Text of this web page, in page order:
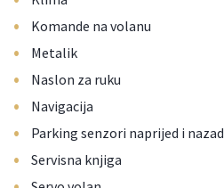
• Komande na volanu
• Metalik
• Naslon za ruku
• Navigacija
• Parking senzori naprijed i nazad
• Servisna knjiga